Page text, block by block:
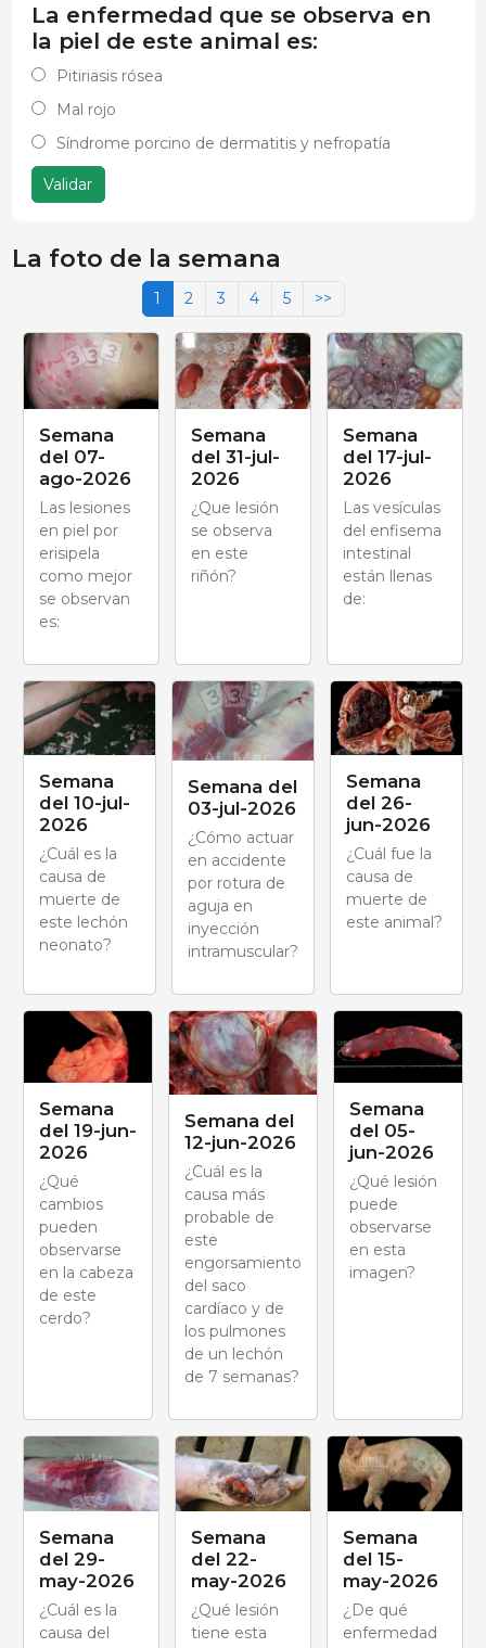
La enfermedad que se observa en
la piel de este animal es:
Pitiriasis rósea
Mal rojo
Síndrome porcino de dermatitis y nefropatía
Validar
La foto de la semana
1 2 3 4 5 >>
Semana
del 07-
ago-2026
Las lesiones
en piel por
erisipela
como mejor
se observan
es:
Semana
del 31-jul-
2026
¿Que lesión
se observa
en este
riñón?
Semana
del 17-jul-
2026
Las vesículas
del enfisema
intestinal
están llenas
de:
Semana
del 10-jul-
2026
¿Cuál es la
causa de
muerte de
este lechón
neonato?
Semana del
03-jul-2026
¿Cómo actuar
en accidente
por rotura de
aguja en
inyección
intramuscular?
Semana
del 26-
jun-2026
¿Cuál fue la
causa de
muerte de
este animal?
Semana
del 19-jun-
2026
¿Qué
cambios
pueden
observarse
en la cabeza
de este
cerdo?
Semana del
12-jun-2026
¿Cuál es la
causa más
probable de
este
engorsamiento
del saco
cardíaco y de
los pulmones
de un lechón
de 7 semanas?
Semana
del 05-
jun-2026
¿Qué lesión
puede
observarse
en esta
imagen?
Semana
del 29-
may-2026
¿Cuál es la
causa del
Semana
del 22-
may-2026
¿Qué lesión
tiene esta
Semana
del 15-
may-2026
¿De qué
enfermedad